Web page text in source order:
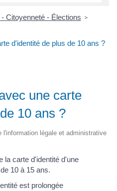
Citoyenneté - Élections >
d'identité de plus de 10 ans ?
une carte
10 ans ?
l'information légale et administrative
la carte d'identité d'une
10 à 15 ans.
est prolongée